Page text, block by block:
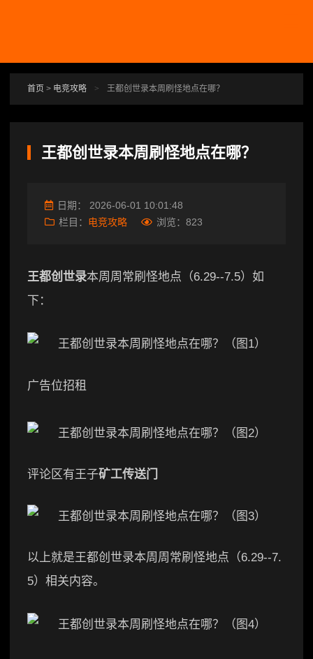
首页 > 电竞攻略 > 王都创世录本周刷怪地点在哪？
王都创世录本周刷怪地点在哪？
日期： 2026-06-01 10:01:48
栏目： 电竞攻略 浏览： 823
王都创世录本周周常刷怪地点（6.29--7.5）如
下：
广告位招租
评论区有王子矿工传送门
以上就是王都创世录本周周常刷怪地点（6.29--7.
5）相关内容。